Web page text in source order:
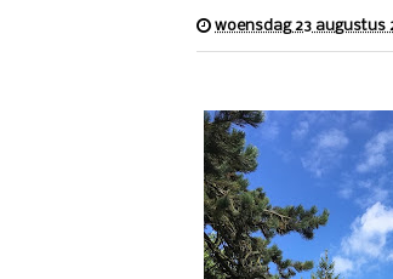
woensdag 23 augustus